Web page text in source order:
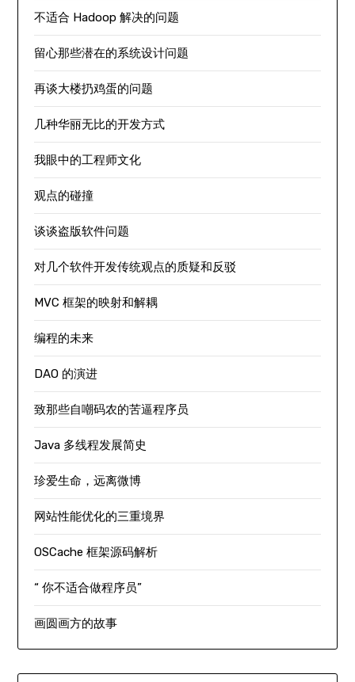
不适合 Hadoop 解决的问题
留心那些潜在的系统设计问题
再谈大楼扔鸡蛋的问题
几种华丽无比的开发方式
我眼中的工程师文化
观点的碰撞
谈谈盗版软件问题
对几个软件开发传统观点的质疑和反驳
MVC 框架的映射和解耦
编程的未来
DAO 的演进
致那些自嘲码农的苦逼程序员
Java 多线程发展简史
珍爱生命，远离微博
网站性能优化的三重境界
OSCache 框架源码解析
“ 你不适合做程序员”
画圆画方的故事